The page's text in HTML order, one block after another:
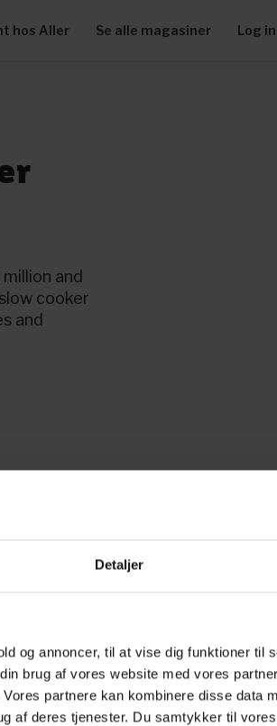
Detaljer
og annoncer, til at vise dig funktioner til
brug af vores website med vores
partnere kan kombinere disse data
af deres tjenester. Du samtykker til
hos Aller Se alle magasiner Log
and
cooker
and
1 Næste